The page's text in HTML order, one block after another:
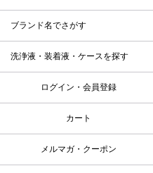
ブランド名でさがす
洗浄液・装着液・ケースを探す
ログイン・会員登録
カート
メルマガ・クーポン